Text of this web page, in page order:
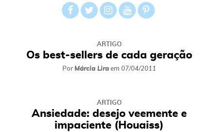
ARTIGO
Os best-sellers de cada geração
Por Márcia Liraem 07/04/2011
ARTIGO
Ansiedade: desejo veemente e
impaciente (Houaiss)